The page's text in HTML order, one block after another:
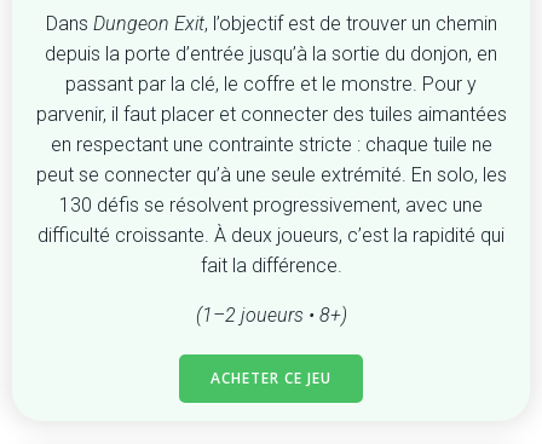
Dans Dungeon Exit, l’objectif est de trouver un chemin
depuis la porte d’entrée jusqu’à la sortie du donjon, en
passant par la clé, le coffre et le monstre. Pour y
parvenir, il faut placer et connecter des tuiles aimantées
en respectant une contrainte stricte : chaque tuile ne
peut se connecter qu’à une seule extrémité. En solo, les
130 défis se résolvent progressivement, avec une
difficulté croissante. À deux joueurs, c’est la rapidité qui
fait la différence.
(1–2 joueurs • 8+)
ACHETER CE JEU